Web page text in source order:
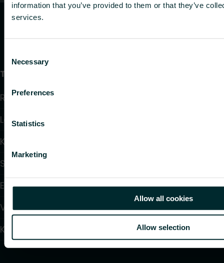
information that you’ve provided to them or that they’ve
services.
Selection
Necessary
Preferences
Statistics
Marketing
Allow all cookies
Allow selection
Tuotteet
Radiaattorit ja pyyhekuivaimet
Lattialämmitys ja -viilennys
Konvektorit ja puhallinkonvektorit
Sähkölämmitys
Elektroniset säätö- ja ohjauslaitteet
Virtauksen säätimet ja venttiilit
Käyttövesijärjestelmä